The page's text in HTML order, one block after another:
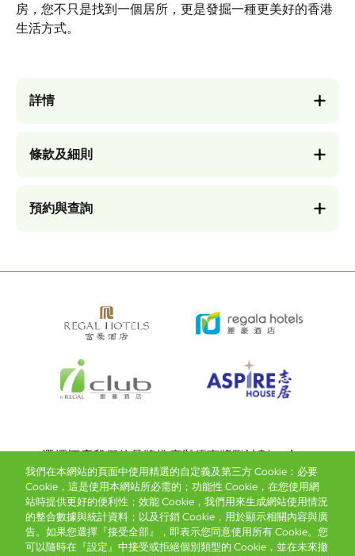
房，您不只是找到一個居所，更是發掘一種更美好的香港
生活方式。
詳情
條款及細則
預約與查詢
Bottom
menu
選擇酒店我們的品牌推廣與優惠獎勵計劃e-shop
管理層簡介
搶先一步，掌握最新資訊！
我們在本網站的頁面中使用精選的自定義及第三方 Cookie：必要
Cookie，這是使用本網站所必需的；功能性 Cookie，在您使用網
站時提供更好的便利性；效能 Cookie，我們用來生成網站使用情況
的整合數據與統計資料；以及行銷 Cookie，用於顯示相關內容與廣
告。如果您選擇『接受全部』，即表示您同意使用所有 Cookie。您
可以隨時在『設定』中接受或拒絕個別類型的 Cookie，並在未來撤